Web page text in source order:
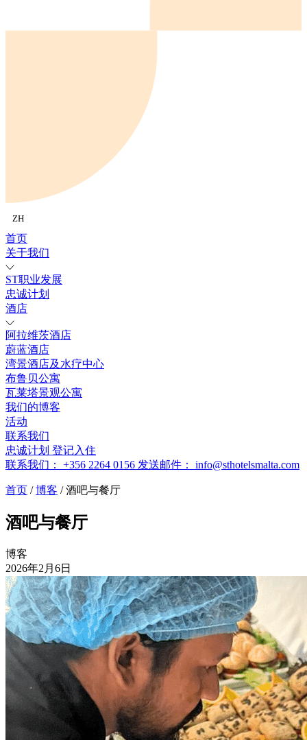
ZH
首页
关于我们
ST职业发展
忠诚计划
酒店
阿拉维茨酒店
蔚蓝酒店
湾景酒店及水疗中心
布鲁贝公寓
瓦莱塔景观公寓
我们的博客
活动
联系我们
忠诚计划 登记入住
联系我们： +356 2264 0156 发送邮件： info@sthotelsmalta.com
首页 /博客 /酒吧与餐厅
酒吧与餐厅
博客
2026年2月6日